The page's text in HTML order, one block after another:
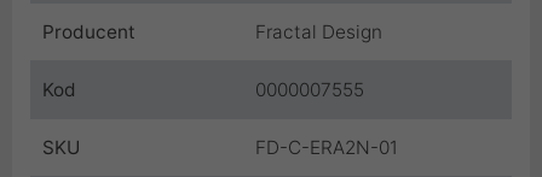
Producent Fractal Design
Kod 0000007555
SKU FD-C-ERA2N-01